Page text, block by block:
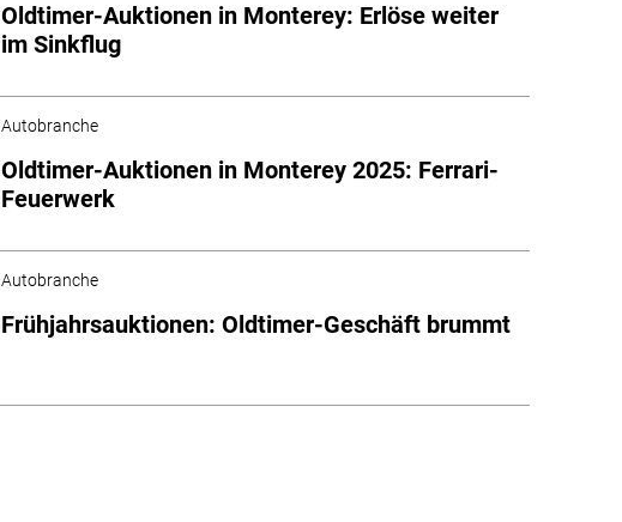
Oldtimer-Auktionen in Monterey: Erlöse weiter
im Sinkflug
Autobranche
Oldtimer-Auktionen in Monterey 2025: Ferrari-
Feuerwerk
Autobranche
Frühjahrsauktionen: Oldtimer-Geschäft brummt